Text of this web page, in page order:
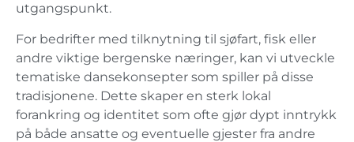
utgangspunkt.
For bedrifter med tilknytning til sjøfart, fisk eller
andre viktige bergenske næringer, kan vi utveckle
tematiske dansekonsepter som spiller på disse
tradisjonene. Dette skaper en sterk lokal
forankring og identitet som ofte gjør dypt inntrykk
på både ansatte og eventuelle gjester fra andre